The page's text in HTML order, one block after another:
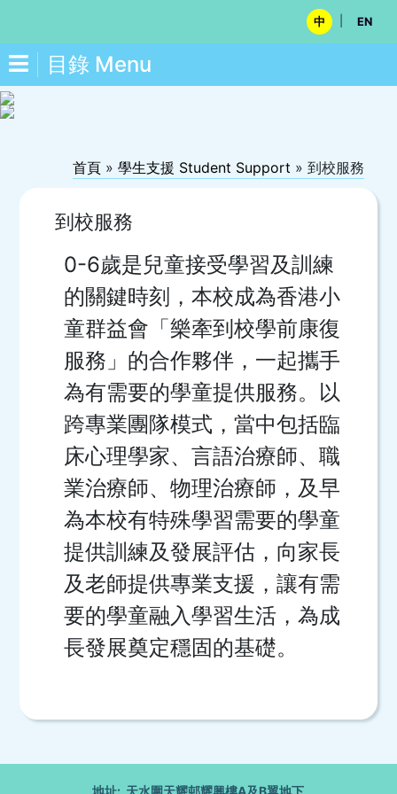
中 EN
目錄 Menu
首頁» 學生支援 Student Support » 到校服務
到校服務
0-6歲是兒童接受學習及訓練
的關鍵時刻，本校成為香港小
童群益會「樂牽到校學前康復
服務」的合作夥伴，一起攜手
為有需要的學童提供服務。以
跨專業團隊模式，當中包括臨
床心理學家、言語治療師、職
業治療師、物理治療師，及早
為本校有特殊學習需要的學童
提供訓練及發展評估，向家長
及老師提供專業支援，讓有需
要的學童融入學習生活，為成
長發展奠定穩固的基礎。
地址: 天水圍天耀邨耀興樓A及B翼地下